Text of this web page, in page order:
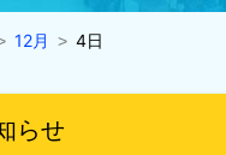
12月 4日
らせ